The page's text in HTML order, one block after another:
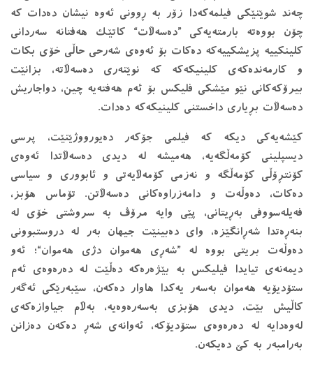
چه‌ند شوێنێكی فیلمه‌كه‌دا زۆر به‌ ڕوونی ئه‌وه‌ نیشان ده‌دات كه‌
چۆن بووه‌ته‌ بارمته‌یه‌كی ”ده‌سه‌ڵات“ كاتێك هه‌فتانه‌ سه‌ردانی
كلینكییه‌ پزیشكییه‌كه‌ ده‌كات بۆ ئه‌وه‌ی شه‌رحی حاڵی خۆی بكات
و كارمه‌نده‌كه‌ی كلینیكه‌كه‌ كه‌ نوێنه‌ری ده‌سه‌ڵاته‌، بزانێت
بیرۆكه‌كانی نێو مێشكی فلیكس بۆ ئه‌م هه‌فته‌یه‌ چین، دواجاریش
ده‌سه‌ڵات بڕیاری داخستنی كلینیكه‌كه‌ ده‌دات.
كێشه‌یه‌كی دیكه‌ كه‌ فیلمی جۆكه‌ر ده‌یورووژێنێت، پرسی
دیسپلینی كۆمه‌ڵگه‌یه‌، هه‌میشه‌ له ‌دیدی ده‌سه‌ڵاتدا ئه‌وه‌ی
كۆنتڕۆڵی كۆمه‌ڵگه‌ و نه‌زمی كۆمه‌ڵایه‌تی و ئابووری و سیاسی
ده‌كات، ده‌وڵه‌ت و دامه‌زراوه‌كانی ده‌سه‌ڵاتن. تۆماس هۆبز،
فه‌یله‌سووفی به‌ڕیتانی، پێی وایه‌ مرۆڤ به‌ سروشتی خۆی له‌
بنه‌ڕه‌تدا شه‌ڕانگێزه‌، وای ده‌بینێت جیهان به‌ر له ‌دروستبوونی
ده‌وڵه‌ت بریتی بووه‌ له‌ ”شه‌ڕی هه‌موان دژی هه‌موان“؛ ئه‌و
دیمه‌نه‌ی تیایدا فیلیكس به‌ بێژه‌ره‌كه‌ ده‌ڵێت له ‌ده‌ره‌وه‌ی ئه‌م
ستۆدیۆیه‌ هه‌موان به‌سه‌ر یه‌كدا هاوار ده‌كه‌ن، سێبه‌رێكی ئه‌گه‌ر
كاڵیش بێت، دیدی هۆبزی به‌سه‌ره‌وه‌یه‌، به‌ڵام جیاوازه‌كه‌ی
له‌وه‌دایه‌ له ‌ده‌ره‌وه‌ی ستۆدیۆكه‌، ئه‌وانه‌ی شه‌ڕ ده‌كه‌ن ده‌زانن
به‌رامبه‌ر به‌ كێ ده‌یكه‌ن.